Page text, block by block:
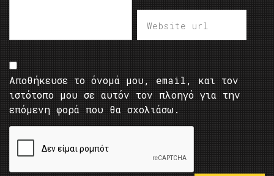
Αποθήκευσε το όνομά μου, email, και τον
ιστότοπο μου σε αυτόν τον πλοηγό για την
επόμενη φορά που θα σχολιάσω.